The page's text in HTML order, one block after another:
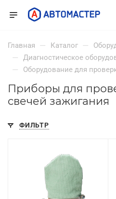
Главная — Каталог —
— Диагностическое
— Оборудование для
Приборы для
свечей зажигания
ФИЛЬТР